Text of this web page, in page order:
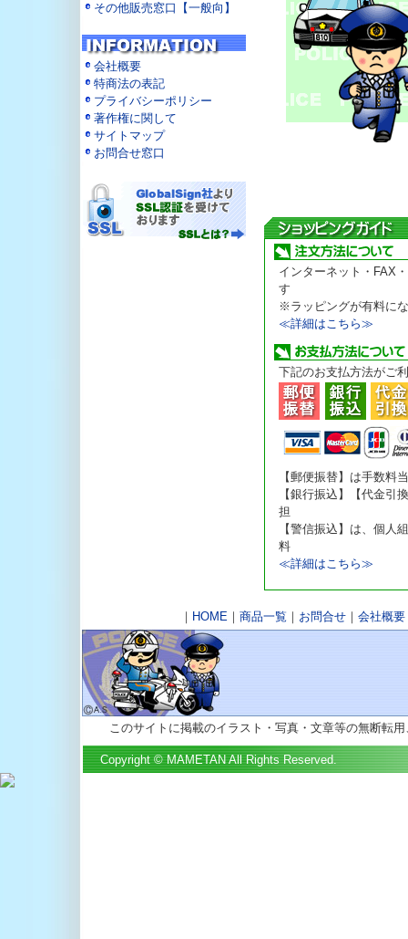
インターネット・FAX
す
※ラッピングが有料に
≪詳細はこちら≫
下記のお支払方法がご
【郵便振替】は手数料
【銀行振込】【代金引
担
【警信振込】は、個人
料
≪詳細はこちら≫
その他販売窓口【一般向】
会社概要
特商法の表記
プライバシーポリシー
著作権に関して
サイトマップ
お問合せ窓口
｜ HOME｜ 商品一覧 ｜ お問合せ｜ 会社概要
このサイトに掲載のイラスト・写真・文章等の無断転
Copyright © MAMETAN All Rights Reserved.